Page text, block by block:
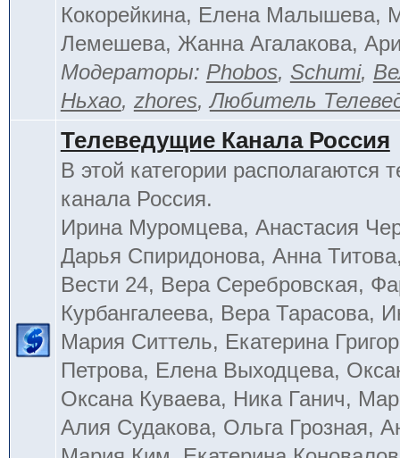
Кокорейкина, Елена Малышева,
Лемешева, Жанна Агалакова,
Модераторы: Phobos, Schumi,
Ньхао, zhores,Любитель
Телеведущие Канала Россия
В этой категории располагаются
канала Россия.
Ирина Муромцева, Анастасия
Дарья Спиридонова, Анна
Вести 24, Вера Серебровская,
Курбангалеева, Вера Тарасова,
Мария Ситтель, Екатерина
Петрова, Елена Выходцева,
Оксана Куваева, Ника Ганич,
Алия Судакова, Ольга Грозная,